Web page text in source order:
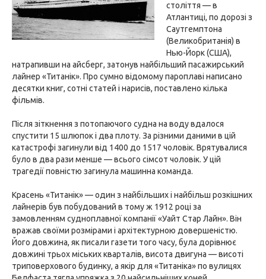
століття — в
Атлантиці, по дорозі з
Саутгемптона
(Великобританія) в
Нью-Йорк (США),
натрапивши на айсберг, затонув найбільший пасажирський
лайнер «Титанік». Про сумно відомому пароплаві написано
десятки книг, сотні статей і нарисів, поставлено кілька
фільмів.
Після зіткнення з потопаючого судна на воду вдалося
спустити 15 шлюпок і два плоту. За різними даними в цій
катастрофі загинули від 1400 до 1517 чоловік. Врятувалися
було в два рази менше — всього сімсот чоловік. У цій
трагедії повністю загинула машинна команда.
Красень «Титанік» — один з найбільших і найбільш розкішних
лайнерів був побудований в тому ж 1912 році за
замовленням судноплавної компанії «Уайт Стар Лайн». Він
вражав своїми розмірами і архітектурною довершеністю.
Його довжина, як писали газети того часу, була дорівнює
довжині трьох міських кварталів, висота двигуна — висоті
триповерхового будинку, а якір для «Титаніка» по вулицях